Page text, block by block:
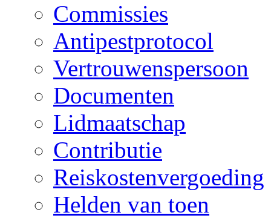
Commissies
Antipestprotocol
Vertrouwenspersoon
Documenten
Lidmaatschap
Contributie
Reiskostenvergoeding
Helden van toen